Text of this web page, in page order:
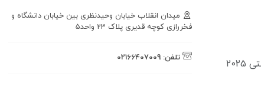
میدان انقلاب خیابان وحیدنظری بین خیابان دانشگاه و
فخررازی کوچه قدیری پلاک 23 واحد5
تلفن: 02166407009